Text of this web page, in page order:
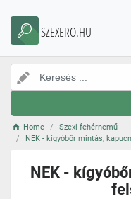
SZEXERO.HU
Home
Szexi fehérnemű
NEK - kígyóbőr mintás,
NEK -